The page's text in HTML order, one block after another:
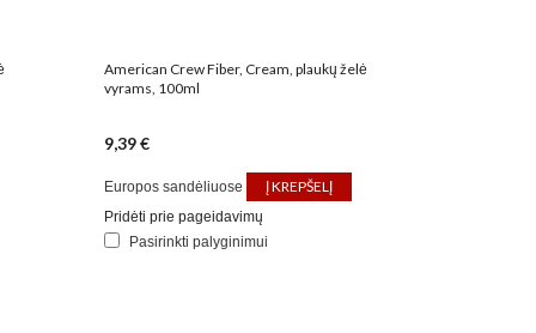
American Crew Fiber, Cream, plaukų želė
vyrams, 100ml
9,39 €
Europos sandėliuose Į KREPŠELĮ
Pridėti prie pageidavimų
Pasirinkti palyginimui